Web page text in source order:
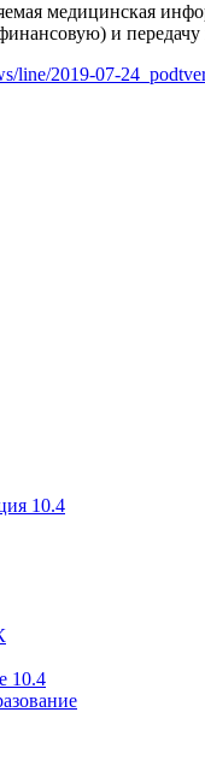
медицинская
и
line/2019-07-
10.4
10.4